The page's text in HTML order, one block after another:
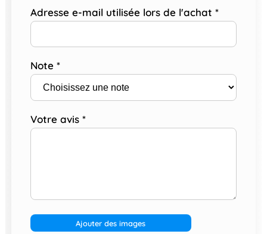
Adresse e-mail utilisée lors de l'achat *
Note *
Votre avis *
Ajouter des images